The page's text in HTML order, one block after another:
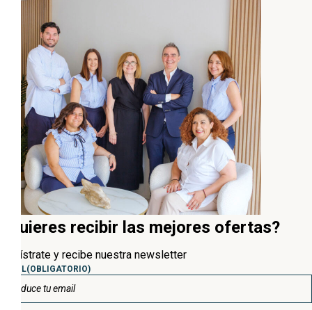
¿Quieres recibir las mejores ofertas?
Regístrate y recibe nuestra newsletter
EMAIL(OBLIGATORIO)